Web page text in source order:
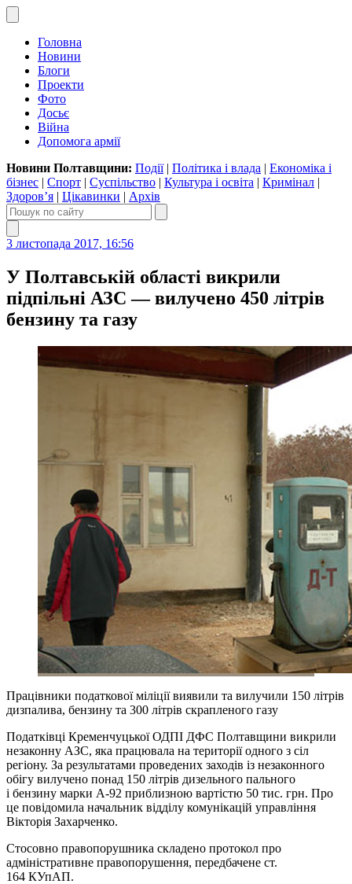
Головна
Новини
Блоги
Проекти
Фото
Досьє
Війна
Допомога армії
Новини Полтавщини: Події| Політика і влада | Економіка і
бізнес | Спорт | Суспільство | Культура і освіта | Кримінал |
Здоров’я | Цікавинки | Архів
3 листопада 2017, 16:56
У Полтавській області викрили
підпільні АЗС — вилучено 450 літрів
бензину та газу
Працівники податкової міліції виявили та вилучили 150 літрів
дизпалива, бензину та 300 літрів скрапленого газу
Податківці Кременчуцької ОДПІ ДФС Полтавщини викрили
незаконну АЗС, яка працювала на території одного з сіл
регіону. За результатами проведених заходів із незаконного
обігу вилучено понад 150 літрів дизельного пального
і бензину марки А-92 приблизною вартістю 50 тис. грн. Про
це повідомила начальник відділу комунікацій управління
Вікторія Захарченко.
Стосовно правопорушника складено протокол про
адміністративне правопорушення, передбачене ст.
164 КУпАП.